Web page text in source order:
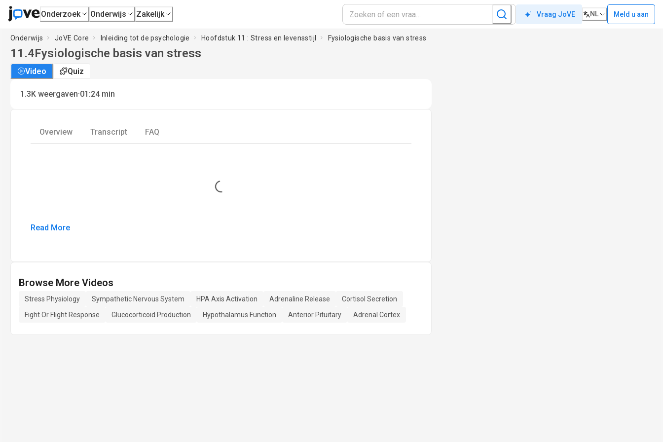
Onderzoek Onderwijs Zakelijk Vraag JoVE NL Meld u aan
Onderwijs JoVE Core Inleiding tot de psychologie Hoofdstuk 11 : Stress en levensstijl Fysiologische basis van stress
11.4Fysiologische basis van stress
Video Quiz
1.3K weergaven·01:24 min
Overview Transcript FAQ
Loading...
Read More
Browse More Videos
Stress Physiology Sympathetic Nervous System HPA Axis Activation Adrenaline Release
Cortisol Secretion
Fight Or Flight Response
Glucocorticoid Production Hypothalamus Function Anterior Pituitary Adrenal Cortex